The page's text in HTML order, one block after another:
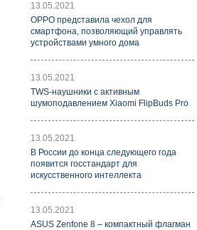
13.05.2021
OPPO представила чехол для
смартфона, позволяющий управлять
устройствами умного дома
13.05.2021
TWS-наушники с активным
шумоподавлением Xiaomi FlipBuds Pro
13.05.2021
В России до конца следующего года
появится госстандарт для
искусственного интеллекта
13.05.2021
ASUS Zenfone 8 – компактный флагман